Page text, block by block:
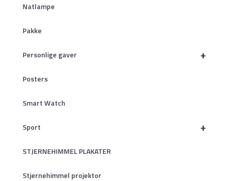
Natlampe
Pakke
+
Personlige gaver
Posters
Smart Watch
+
Sport
STJERNEHIMMEL PLAKATER
Stjernehimmel projektor